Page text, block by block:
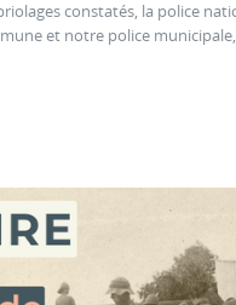
constatés, la police
et notre police